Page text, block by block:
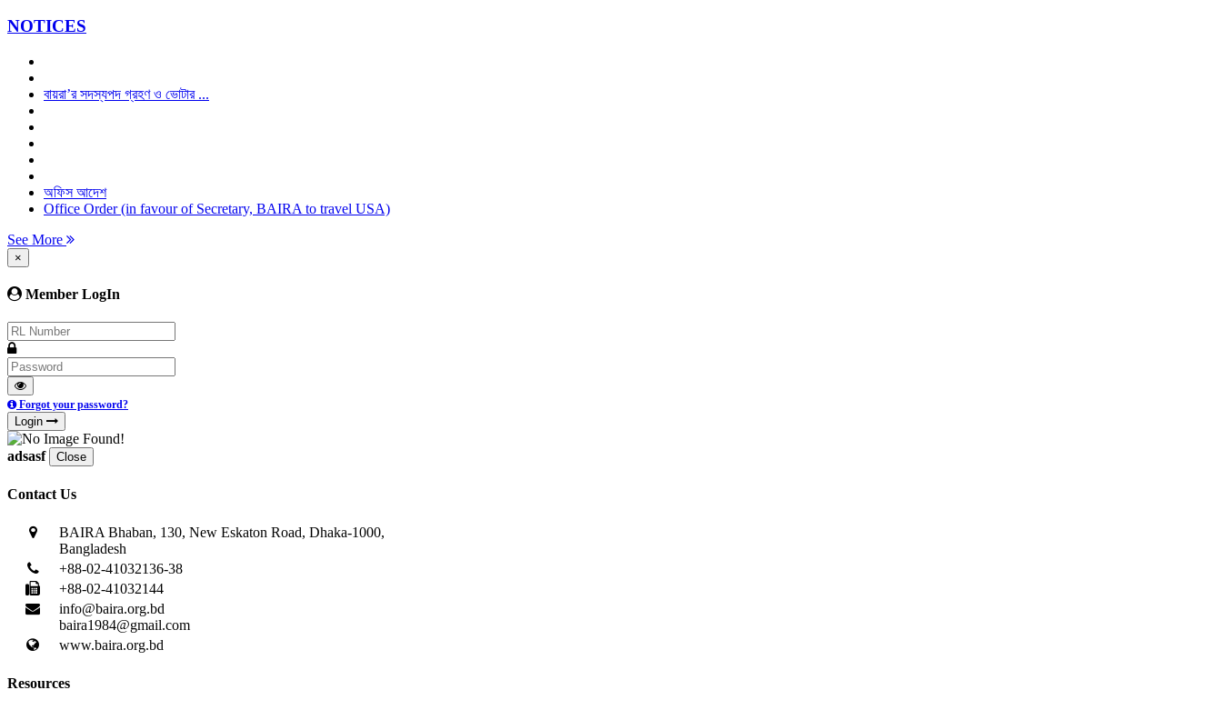
NOTICES
বায়রা’র সদস্যপদ গ্রহণ ও ভোটার ...
অফিস আদেশ
Office Order (in favour of Secretary, BAIRA to travel USA)
See More
×
Member LogIn
Forgot your password?
Login
adsasf Close
Contact Us
BAIRA Bhaban, 130, New Eskaton Road, Dhaka-1000,
Bangladesh
+88-02-41032136-38
+88-02-41032144
info@baira.org.bd
baira1984@gmail.com
www.baira.org.bd
Resources